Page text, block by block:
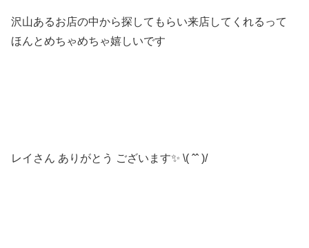
沢山あるお店の中から探してもらい来店してくれるって
ほんとめちゃめちゃ嬉しいです
レイさん ありがとう ございます✨ \( ˆˆ )/